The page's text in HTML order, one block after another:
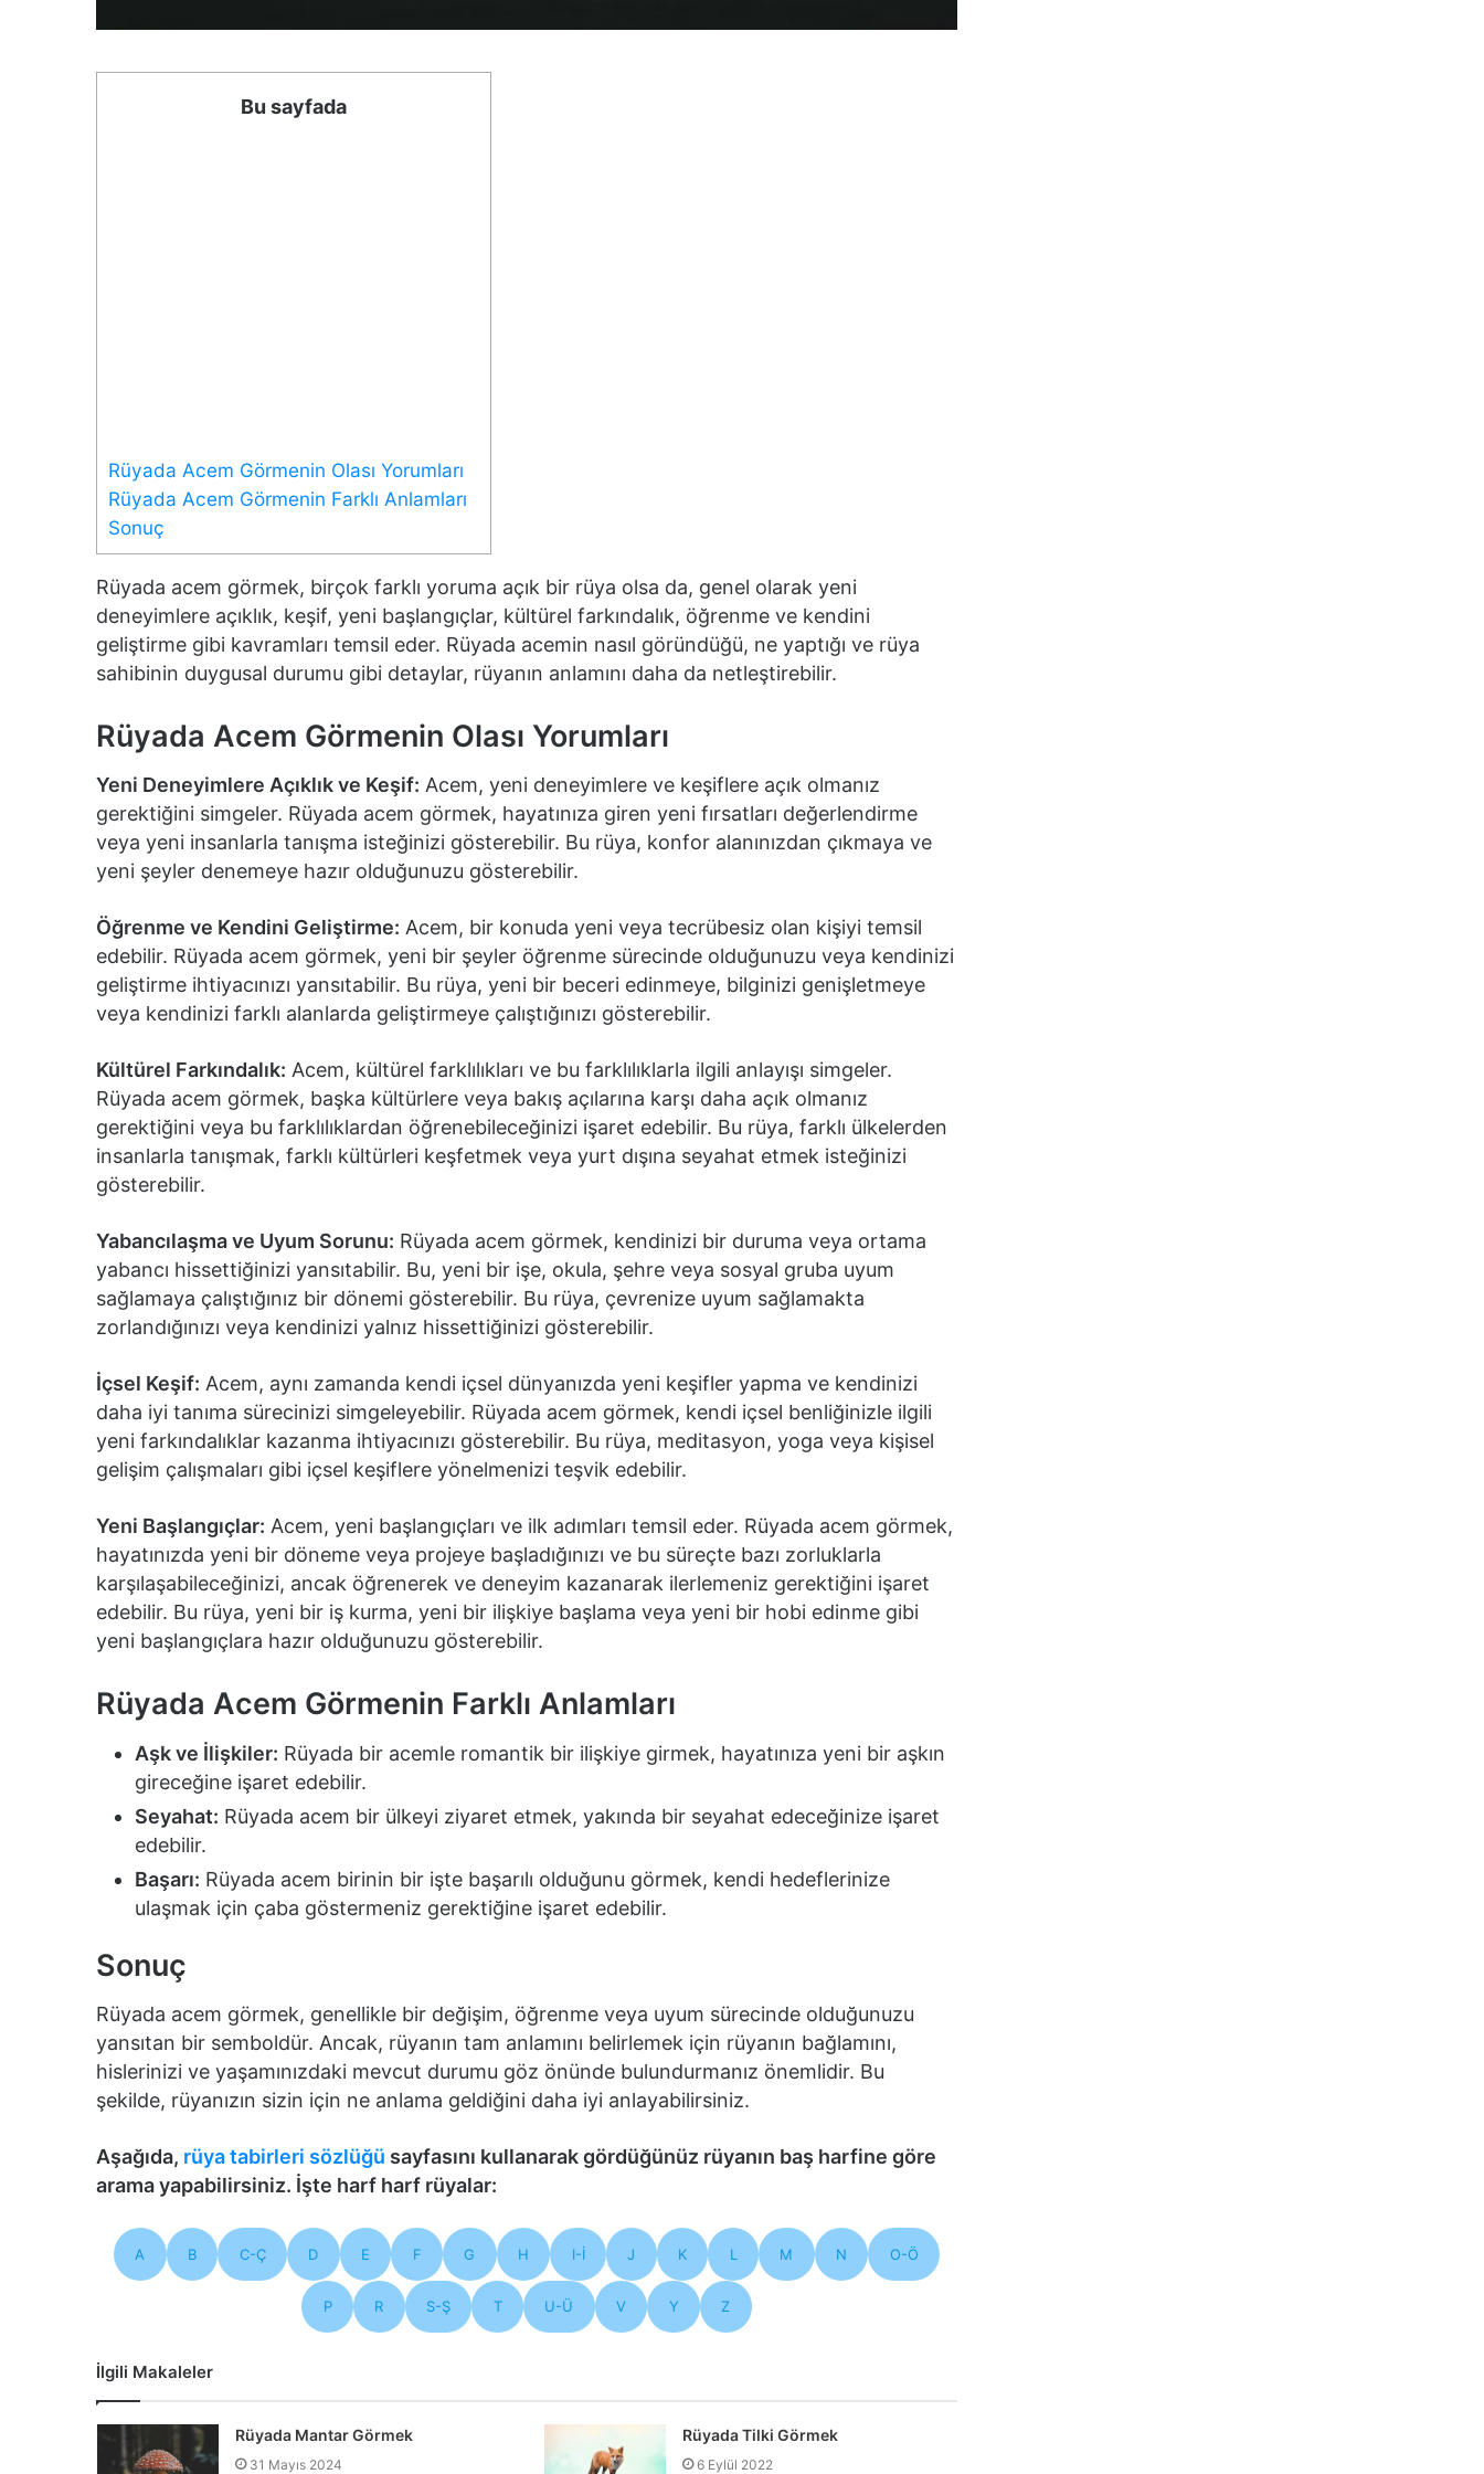
Bu sayfada
Rüyada Acem Görmenin Olası Yorumları
Rüyada Acem Görmenin Farklı Anlamları
Sonuç
Rüyada acem görmek, birçok farklı yoruma açık bir rüya olsa da, genel olarak yeni
deneyimlere açıklık, keşif, yeni başlangıçlar, kültürel farkındalık, öğrenme ve kendini
geliştirme gibi kavramları temsil eder. Rüyada acemin nasıl göründüğü, ne yaptığı ve rüya
sahibinin duygusal durumu gibi detaylar, rüyanın anlamını daha da netleştirebilir.
Rüyada Acem Görmenin Olası Yorumları
Yeni Deneyimlere Açıklık ve Keşif: Acem, yeni deneyimlere ve keşiflere açık olmanız
gerektiğini simgeler. Rüyada acem görmek, hayatınıza giren yeni fırsatları değerlendirme
veya yeni insanlarla tanışma isteğinizi gösterebilir. Bu rüya, konfor alanınızdan çıkmaya ve
yeni şeyler denemeye hazır olduğunuzu gösterebilir.
Öğrenme ve Kendini Geliştirme: Acem, bir konuda yeni veya tecrübesiz olan kişiyi temsil
edebilir. Rüyada acem görmek, yeni bir şeyler öğrenme sürecinde olduğunuzu veya kendinizi
geliştirme ihtiyacınızı yansıtabilir. Bu rüya, yeni bir beceri edinmeye, bilginizi genişletmeye
veya kendinizi farklı alanlarda geliştirmeye çalıştığınızı gösterebilir.
Kültürel Farkındalık: Acem, kültürel farklılıkları ve bu farklılıklarla ilgili anlayışı simgeler.
Rüyada acem görmek, başka kültürlere veya bakış açılarına karşı daha açık olmanız
gerektiğini veya bu farklılıklardan öğrenebileceğinizi işaret edebilir. Bu rüya, farklı ülkelerden
insanlarla tanışmak, farklı kültürleri keşfetmek veya yurt dışına seyahat etmek isteğinizi
gösterebilir.
Yabancılaşma ve Uyum Sorunu: Rüyada acem görmek, kendinizi bir duruma veya ortama
yabancı hissettiğinizi yansıtabilir. Bu, yeni bir işe, okula, şehre veya sosyal gruba uyum
sağlamaya çalıştığınız bir dönemi gösterebilir. Bu rüya, çevrenize uyum sağlamakta
zorlandığınızı veya kendinizi yalnız hissettiğinizi gösterebilir.
İçsel Keşif: Acem, aynı zamanda kendi içsel dünyanızda yeni keşifler yapma ve kendinizi
daha iyi tanıma sürecinizi simgeleyebilir. Rüyada acem görmek, kendi içsel benliğinizle ilgili
yeni farkındalıklar kazanma ihtiyacınızı gösterebilir. Bu rüya, meditasyon, yoga veya kişisel
gelişim çalışmaları gibi içsel keşiflere yönelmenizi teşvik edebilir.
Yeni Başlangıçlar: Acem, yeni başlangıçları ve ilk adımları temsil eder. Rüyada acem görmek,
hayatınızda yeni bir döneme veya projeye başladığınızı ve bu süreçte bazı zorluklarla
karşılaşabileceğinizi, ancak öğrenerek ve deneyim kazanarak ilerlemeniz gerektiğini işaret
edebilir. Bu rüya, yeni bir iş kurma, yeni bir ilişkiye başlama veya yeni bir hobi edinme gibi
yeni başlangıçlara hazır olduğunuzu gösterebilir.
Rüyada Acem Görmenin Farklı Anlamları
Aşk ve İlişkiler: Rüyada bir acemle romantik bir ilişkiye girmek, hayatınıza yeni bir aşkın
gireceğine işaret edebilir.
Seyahat: Rüyada acem bir ülkeyi ziyaret etmek, yakında bir seyahat edeceğinize işaret
edebilir.
Başarı: Rüyada acem birinin bir işte başarılı olduğunu görmek, kendi hedeflerinize
ulaşmak için çaba göstermeniz gerektiğine işaret edebilir.
Sonuç
Rüyada acem görmek, genellikle bir değişim, öğrenme veya uyum sürecinde olduğunuzu
yansıtan bir semboldür. Ancak, rüyanın tam anlamını belirlemek için rüyanın bağlamını,
hislerinizi ve yaşamınızdaki mevcut durumu göz önünde bulundurmanız önemlidir. Bu
şekilde, rüyanızın sizin için ne anlama geldiğini daha iyi anlayabilirsiniz.
Aşağıda, rüya tabirleri sözlüğü sayfasını kullanarak gördüğünüz rüyanın baş harfine göre
arama yapabilirsiniz. İşte harf harf rüyalar:
A B C-Ç D E F G H I-İ J K L M N O-Ö
P R S-Ş T U-Ü V Y Z
İlgili Makaleler
Rüyada Mantar Görmek
31 Mayıs 2024
Rüyada Tilki Görmek
6 Eylül 2022